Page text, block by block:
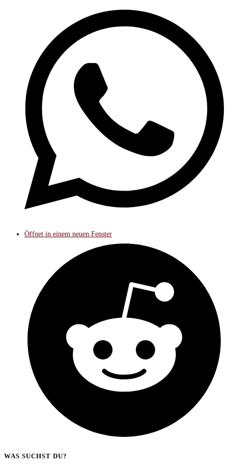
Öffnet in einem neuen Fenster
WAS SUCHST DU?